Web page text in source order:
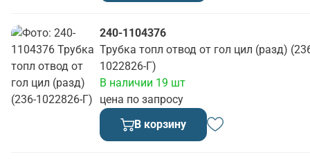
240-1104376
Трубка топл отвод от гол цил (разд)
1022826-Г)
цена по запросу
В наличии 19 шт
В корзину